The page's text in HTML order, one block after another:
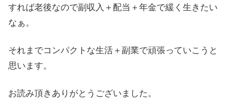
すれば老後なので副収入＋配当＋年金で緩く生きたい
なぁ。
それまでコンパクトな生活＋副業で頑張っていこうと
思います。
お読み頂きありがとうございました。